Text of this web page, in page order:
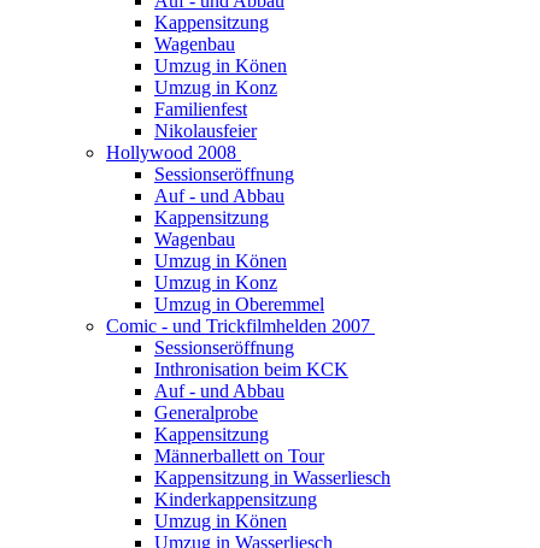
Kappensitzung
Wagenbau
Umzug in Könen
Umzug in Konz
Familienfest
Nikolausfeier
Hollywood 2008
Sessionseröffnung
Auf - und Abbau
Kappensitzung
Wagenbau
Umzug in Könen
Umzug in Konz
Umzug in Oberemmel
Comic - und Trickfilmhelden 2007
Sessionseröffnung
Inthronisation beim KCK
Auf - und Abbau
Generalprobe
Kappensitzung
Männerballett on Tour
Kappensitzung in Wasserliesch
Kinderkappensitzung
Umzug in Könen
Umzug in Wasserliesch